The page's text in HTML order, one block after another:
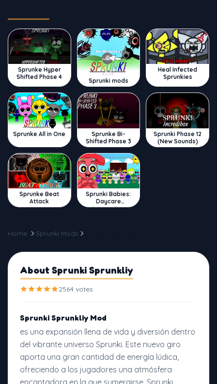
Sprunke Hyper
Shifted Phase 4
Sprunki mods
Heal Infected
Sprunkies
Sprunke All in One
Sprunke Bi-
Shifted Phase 3
Sprunki Phase 12
(New Sounds)
Sprunke Beat
Attack
Sprunki Babies:
Daycare
Interactive
Home Sprunki Mods
About Sprunki Sprunkliy
2564 votes
Sprunki Sprunkliy Mod
es una expansión llena de vida y diversión dentro
del vibrante universo Sprunki. Este nuevo giro
aporta una gran cantidad de energía lúdica,
ofreciendo a los jugadores una atmósfera